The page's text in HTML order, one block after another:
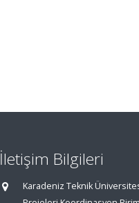
İletişim Bilgileri
Karadeniz Teknik